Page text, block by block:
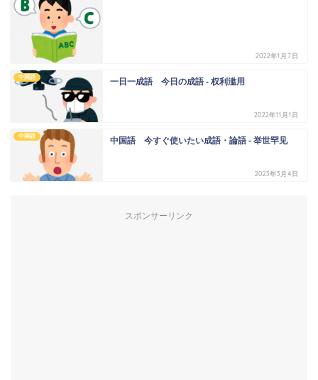
2022年1月7日
中国語 一日一成語 今日の成語 - 权利滥用
2022年11月1日
中国語 中国語 今すぐ使いたい成語・論語 - 举世罕见
2023年3月4日
スポンサーリンク